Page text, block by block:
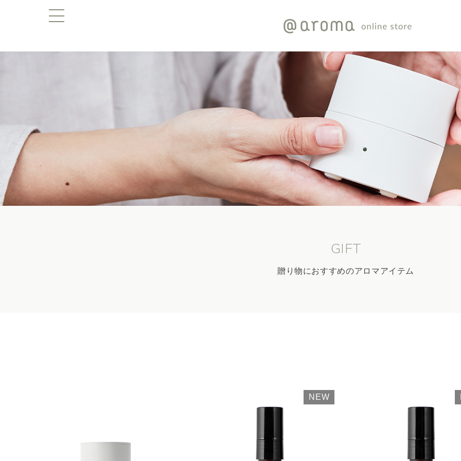
GIFT
贈り物におすすめのアロマアイテム
NEW